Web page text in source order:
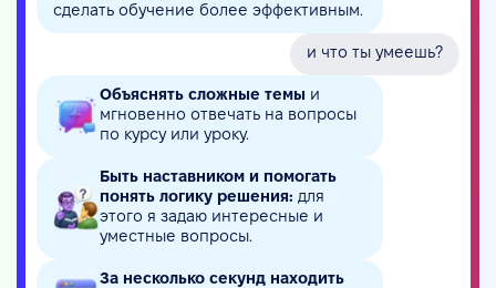
сделать обучение более эффективным.
и что ты умеешь?
Объяснять сложные темы и
мгновенно отвечать на вопросы
по курсу или уроку.
Быть наставником и помогать
понять логику решения: для
этого я задаю интересные и
уместные вопросы.
За несколько секунд находить